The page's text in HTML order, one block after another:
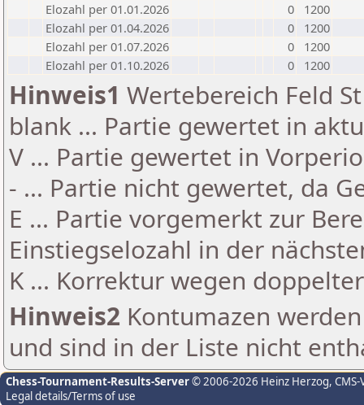
Elozahl per 01.01.2026
0
1200
Elozahl per 01.04.2026
0
1200
Elozahl per 01.07.2026
0
1200
Elozahl per 01.10.2026
0 1200
Hinweis1 Wertebereich Feld
blank ... Partie gewertet in
V ... Partie gewertet in
- ... Partie nicht gewertet, da
E ... Partie vorgemerkt zur
Einstiegselozahl in der
K ... Korrektur wegen
Hinweis2 Kontumazen
und sind in der Liste nicht
Chess-Tournament-Results-Server© 2006-2026 Heinz Herzog,
Legal details/Terms of use